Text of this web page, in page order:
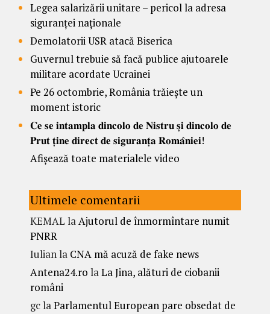
Legea salarizării unitare – pericol la adresa
siguranței naționale
Demolatorii USR atacă Biserica
Guvernul trebuie să facă publice ajutoarele
militare acordate Ucrainei
Pe 26 octombrie, România trăiește un
moment istoric
𝐂𝐞 𝐬𝐞 𝐢𝐧𝐭𝐚𝐦𝐩𝐥𝐚 𝐝𝐢𝐧𝐜𝐨𝐥𝐨 𝐝𝐞 𝐍𝐢𝐬𝐭𝐫𝐮 𝐬̦𝐢 𝐝𝐢𝐧𝐜𝐨𝐥𝐨 𝐝𝐞
𝐏𝐫𝐮𝐭 𝐭̦𝐢𝐧𝐞 𝐝𝐢𝐫𝐞𝐜𝐭 𝐝𝐞 𝐬𝐢𝐠𝐮𝐫𝐚𝐧𝐭̦𝐚 𝐑𝐨𝐦𝐚̂𝐧𝐢𝐞𝐢!
Afișează toate materialele video
Ultimele comentarii
KEMAL laAjutorul de înmormîntare numit
PNRR
Iulianla CNA mă acuză de fake news
Antena24.ro laLa Jina, alături de ciobanii
români
gclaParlamentul European pare obsedat de